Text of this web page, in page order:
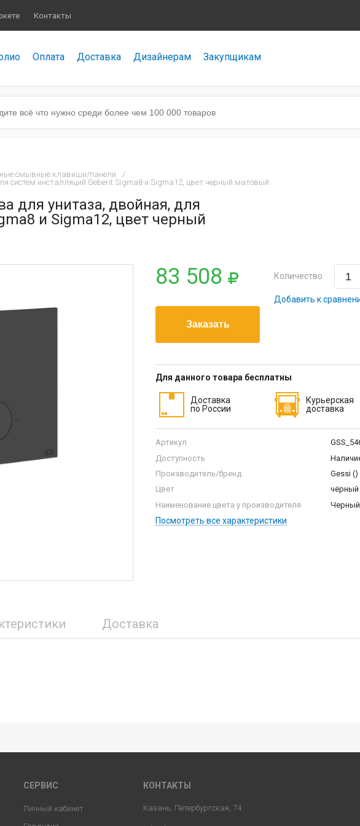
Контакты
Оплата Доставка Дизайнерам Закупщикам
смывные клавиши/панели
/
систем инсталляций Geberit Sigma8 и Sigma12, цвет черный матовый
для унитаза, двойная, для
и Sigma12, цвет черный
83 508 Количество
Добавить к
Для данного товара бесплатны
Доставка
по России
Курьерская
доставка
Артикул
Доступность
Производитель/бренд
Gessi ()
Цвет
чёрный
Наименование цвета у производителя
Посмотреть все характеристики
Доставка
СЕРВИС
Личный кабинет
КОНТАКТЫ
Казань, Петербургская, 74